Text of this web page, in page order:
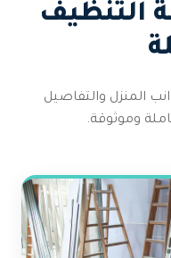
التنظيف
المنزل والتفاصيل
وموثوقة.